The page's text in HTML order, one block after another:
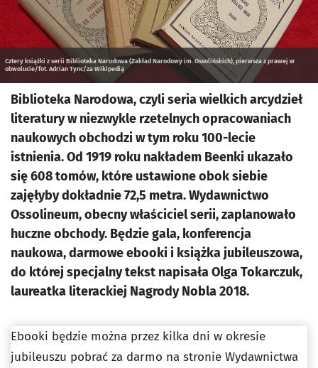
Cztery książki z serii Biblioteka Narodowa (Zakład Narodowy im. Ossolińskich), pierwsza z prawej w
obwolucie/fot. Adrian Tync/za Wikipedią
Biblioteka Narodowa, czyli seria wielkich arcydzieł
literatury w niezwykle rzetelnych opracowaniach
naukowych obchodzi w tym roku 100-lecie
istnienia. Od 1919 roku nakładem Beenki ukazało
się 608 tomów, które ustawione obok siebie
zajęłyby dokładnie 72,5 metra. Wydawnictwo
Ossolineum, obecny właściciel serii, zaplanowało
huczne obchody. Będzie gala, konferencja
naukowa, darmowe ebooki i książka jubileuszowa,
do której specjalny tekst napisała Olga Tokarczuk,
laureatka literackiej Nagrody Nobla 2018.
Ebooki będzie można przez kilka dni w okresie
jubileuszu pobrać za darmo na stronie Wydawnictwa